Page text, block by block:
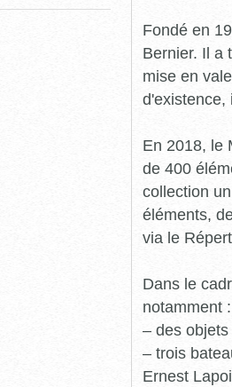
Fondé en
Bernier. Il a
mise en
d'existence,
En 2018, le
de 400
collection
éléments,
via le
Dans le
notamment :
– des
– trois
Ernest